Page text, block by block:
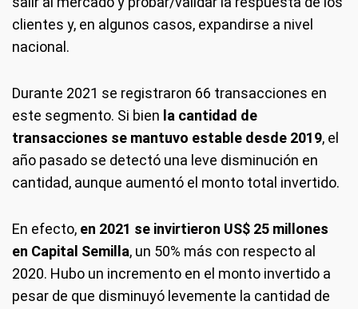
clientes y, en algunos casos, expandirse a nivel
nacional.
Durante 2021 se registraron 66 transacciones en
este segmento. Si bien la cantidad de
transacciones se mantuvo estable desde 2019, el
año pasado se detectó una leve disminución en
cantidad, aunque aumentó el monto total invertido.
En efecto, en 2021 se invirtieron US$ 25 millones
en Capital Semilla, un 50% más con respecto al
2020. Hubo un incremento en el monto invertido a
pesar de que disminuyó levemente la cantidad de